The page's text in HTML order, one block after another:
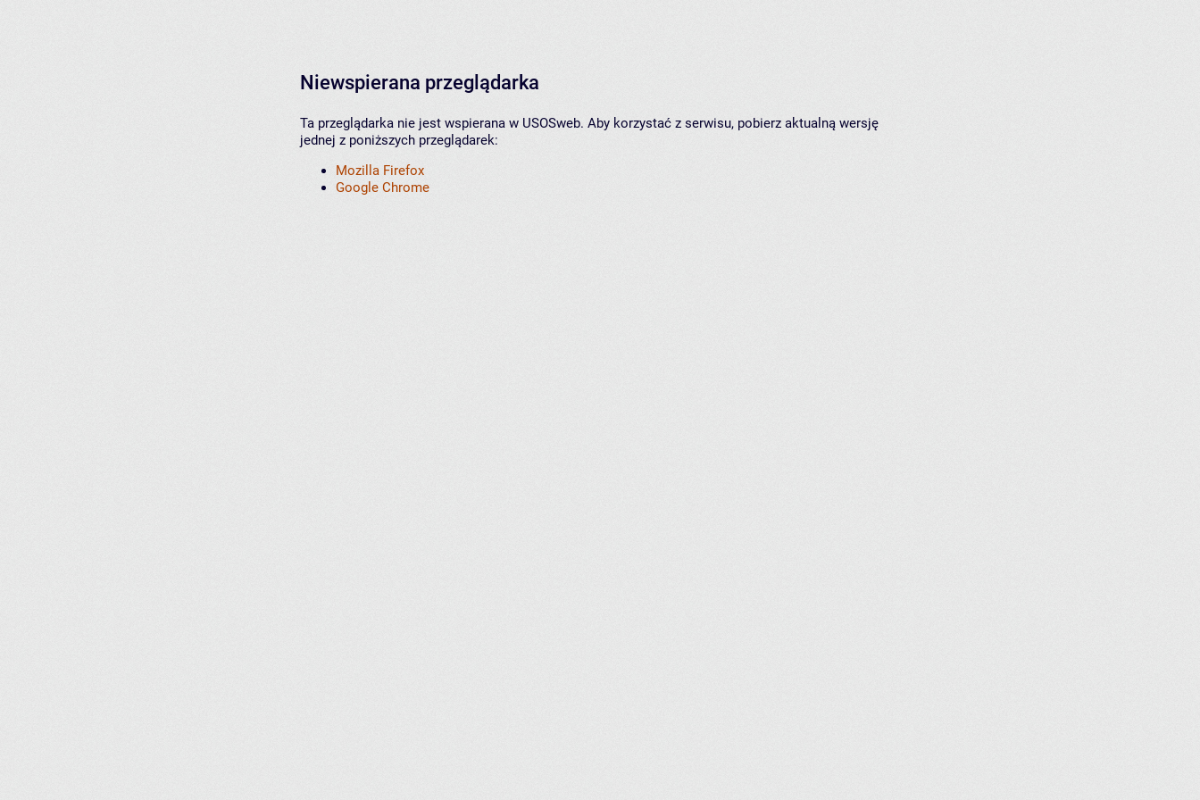
Niewspierana przeglądarka
Ta przeglądarka nie jest wspierana w USOSweb. Aby korzystać z serwisu, pobierz aktualną wersję
jednej z poniższych przeglądarek:
Mozilla Firefox
Google Chrome